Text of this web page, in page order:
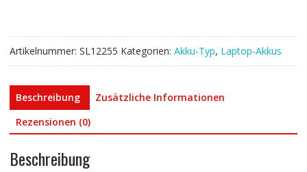
Artikelnummer: SL12255 Kategorien: Akku-Typ, Laptop-Akkus
Beschreibung
Zusätzliche Informationen
Rezensionen (0)
Beschreibung